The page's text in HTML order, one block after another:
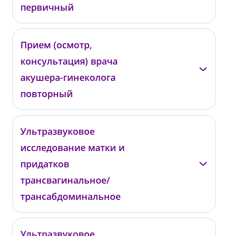
первичный
Подольская Т.В.
КГ01
от 4 000 ₽
Прием (осмотр,
консультация) врача
акушера-гинеколога
повторный
Подольская Т.В.
КГ02
от 3 000 ₽
Ультразвуковое
исследование матки и
придатков
трансвагинальное/
трансабдоминальное
Подольская Т.В.